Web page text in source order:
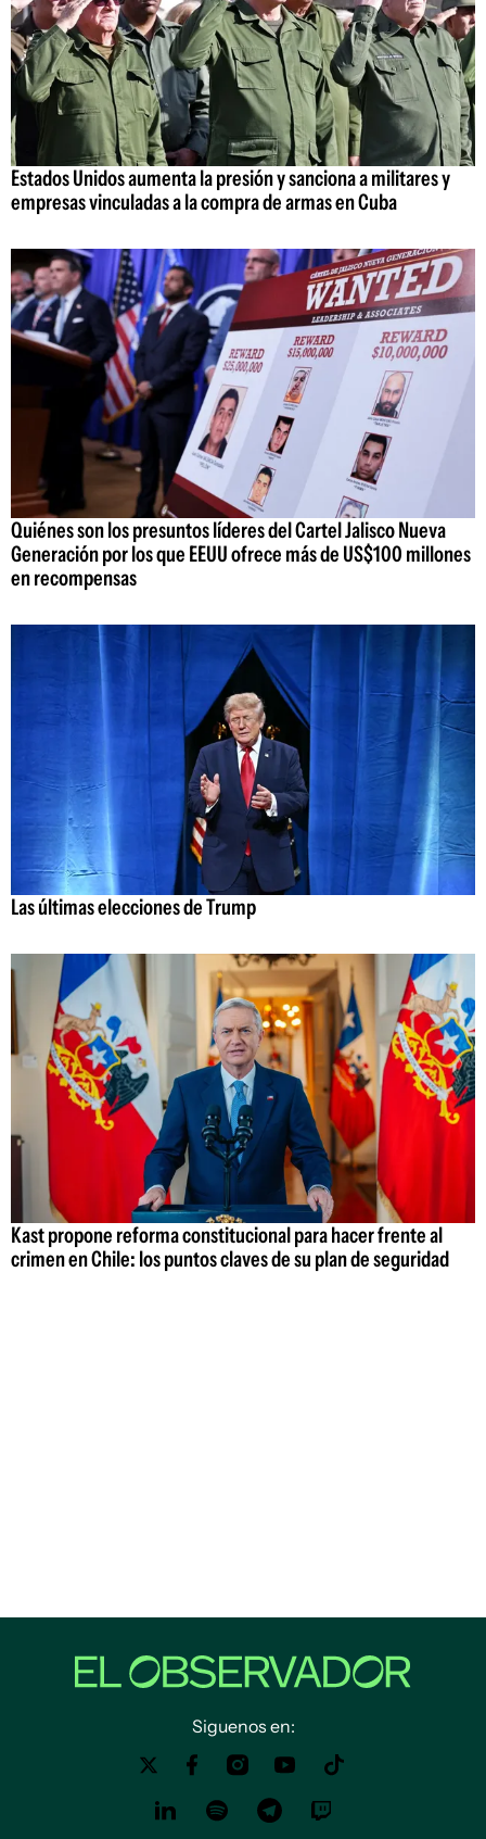
Estados Unidos aumenta la presión y sanciona a militares y
empresas vinculadas a la compra de armas en Cuba
Quiénes son los presuntos líderes del Cartel Jalisco Nueva
Generación por los que EEUU ofrece más de US$100 millones
en recompensas
Las últimas elecciones de Trump
Kast propone reforma constitucional para hacer frente al
crimen en Chile: los puntos claves de su plan de seguridad
Siguenos en: